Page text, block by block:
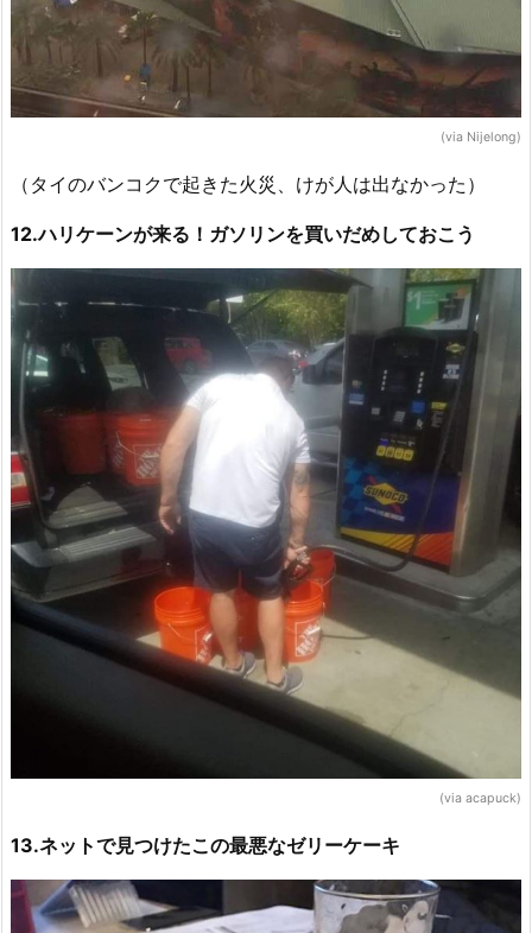
(via Nijelong)
（タイのバンコクで起きた火災、けが人は出なかった）
12.ハリケーンが来る！ガソリンを買いだめしておこう
(via acapuck)
13.ネットで見つけたこの最悪なゼリーケーキ